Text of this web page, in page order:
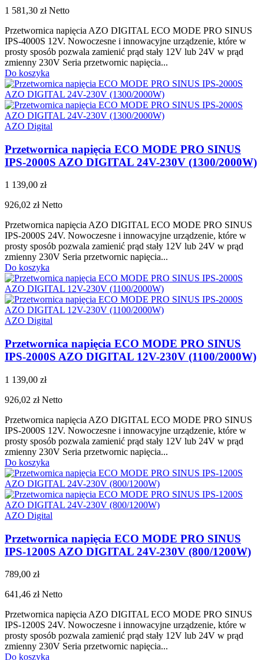
1 581,30 złNetto
Przetwornica napięcia AZO DIGITAL ECO MODE PRO SINUS
IPS-4000S 12V. Nowoczesne i innowacyjne urządzenie, które w
prosty sposób pozwala zamienić prąd stały 12V lub 24V w prąd
zmienny 230V Seria przetwornic napięcia...
Do koszyka
AZO Digital
Przetwornica napięcia ECO MODE PRO SINUS
IPS-2000S AZO DIGITAL 24V-230V (1300/2000W)
1 139,00 zł
926,02 złNetto
Przetwornica napięcia AZO DIGITAL ECO MODE PRO SINUS
IPS-2000S 24V. Nowoczesne i innowacyjne urządzenie, które w
prosty sposób pozwala zamienić prąd stały 12V lub 24V w prąd
zmienny 230V Seria przetwornic napięcia...
Do koszyka
AZO Digital
Przetwornica napięcia ECO MODE PRO SINUS
IPS-2000S AZO DIGITAL 12V-230V (1100/2000W)
1 139,00 zł
926,02 złNetto
Przetwornica napięcia AZO DIGITAL ECO MODE PRO SINUS
IPS-2000S 12V. Nowoczesne i innowacyjne urządzenie, które w
prosty sposób pozwala zamienić prąd stały 12V lub 24V w prąd
zmienny 230V Seria przetwornic napięcia...
Do koszyka
AZO Digital
Przetwornica napięcia ECO MODE PRO SINUS
IPS-1200S AZO DIGITAL 24V-230V (800/1200W)
789,00 zł
641,46 złNetto
Przetwornica napięcia AZO DIGITAL ECO MODE PRO SINUS
IPS-1200S 24V. Nowoczesne i innowacyjne urządzenie, które w
prosty sposób pozwala zamienić prąd stały 12V lub 24V w prąd
zmienny 230V Seria przetwornic napięcia...
Do koszyka